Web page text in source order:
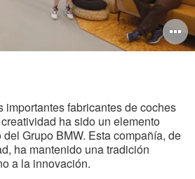
importantes fabricantes de coches
ha sido un elemento
Grupo BMW. Esta compañía, de
ha mantenido una tradición
a la innovación.